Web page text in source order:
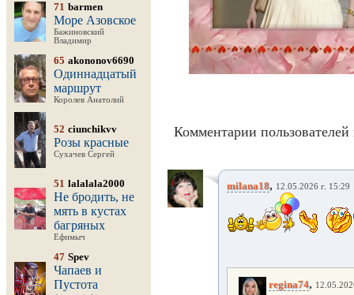
71 barmen
Море Азовское
Бажиновский
Владимир
65 akononov6690
Одиннадцатый
маршрут
Королев Анатолий
52 ciunchikvv
Розы красные
Сухачев Сергей
51 lalalala2000
Не бродить, не
мять в кустах
багряных
Ефимыч
47 Spev
Чапаев и
Пустота
Комментарии пользователей
milana18, 12.05.2026 г. 15:29
regina74,